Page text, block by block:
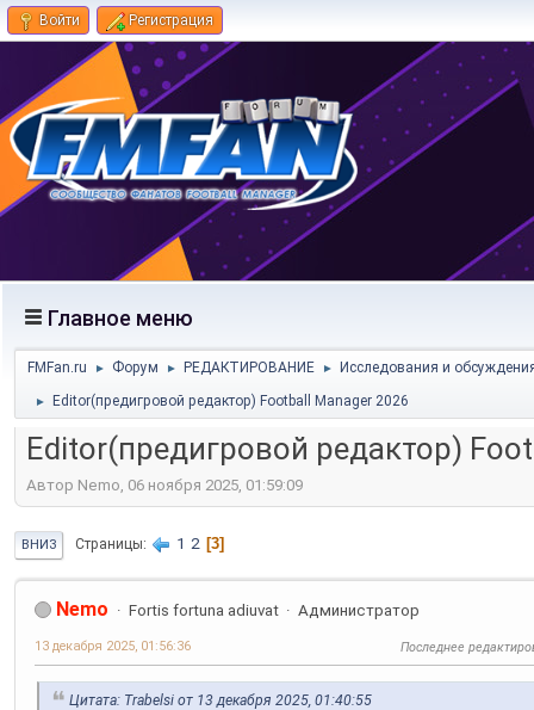
Войти Регистрация
Главное меню
FMFan.ru ► Форум ► РЕДАКТИРОВАНИЕ ► Исследования и
► Editor(предигровой редактор) Football Manager 2026
Editor(предигровой редактор)
Автор Nemo, 06 ноября 2025, 01:59:09
ВНИЗ Страницы 1 2 3
Nemo Fortis fortuna adiuvat Администратор
13 декабря 2025, 01:56:36 Последнее
Цитата: Trabelsi от 13 декабря 2025, 01:40:55